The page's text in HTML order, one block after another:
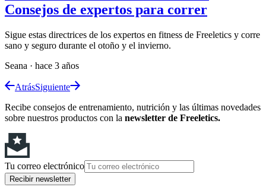
Consejos de expertos para correr
Sigue estas directrices de los expertos en fitness de Freeletics y corre
sano y seguro durante el otoño y el invierno.
Seana · hace 3 años
AtrásSiguiente
Recibe consejos de entrenamiento, nutrición y las últimas novedades
sobre nuestros productos con la newsletter de Freeletics.
Tu correo electrónico
Recibir newsletter